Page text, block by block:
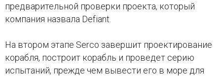
предварительной проверки проекта, который
компания назвала Defiant.
На втором этапе Serco завершит проектирование
корабля, построит корабль и проведет серию
испытаний, прежде чем вывести его в море для